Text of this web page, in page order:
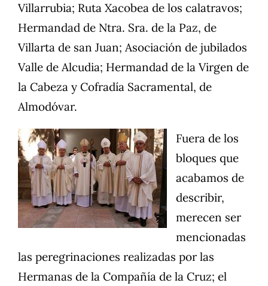
Villarrubia; Ruta Xacobea de los calatravos;
Hermandad de Ntra. Sra. de la Paz, de
Villarta de san Juan; Asociación de jubilados
Valle de Alcudia; Hermandad de la Virgen de
la Cabeza y Cofradía Sacramental, de
Almodóvar.
Fuera de los
bloques que
acabamos de
describir,
merecen ser
mencionadas
las peregrinaciones realizadas por las
Hermanas de la Compañía de la Cruz; el